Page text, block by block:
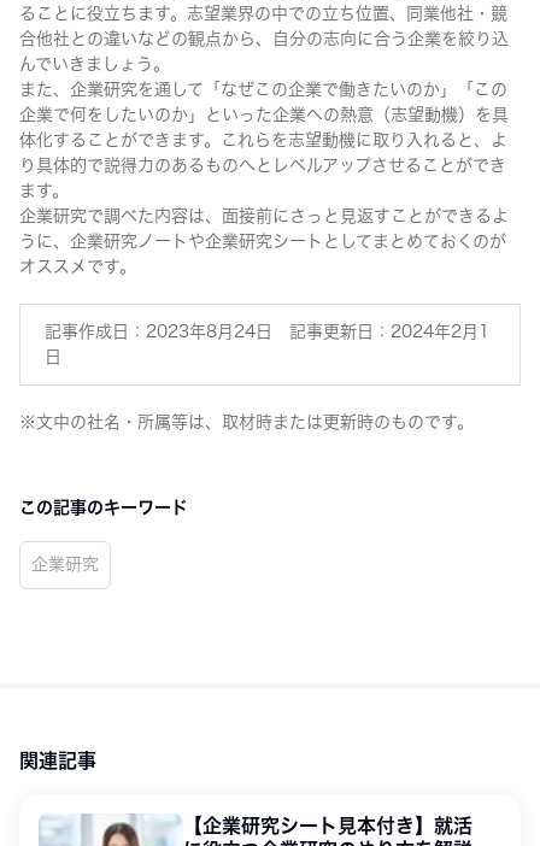
ることに役立ちます。志望業界の中での立ち位置、同業他社・競
合他社との違いなどの観点から、自分の志向に合う企業を絞り込
んでいきましょう。
また、企業研究を通して「なぜこの企業で働きたいのか」「この
企業で何をしたいのか」といった企業への熱意（志望動機）を具
体化することができます。これらを志望動機に取り入れると、よ
り具体的で説得力のあるものへとレベルアップさせることができ
ます。
企業研究で調べた内容は、面接前にさっと見返すことができるよ
うに、企業研究ノートや企業研究シートとしてまとめておくのが
オススメです。
記事作成日：2023年8月24日 記事更新日：2024年2月1
日
※文中の社名・所属等は、取材時または更新時のものです。
この記事のキーワード
企業研究
関連記事
【企業研究シート見本付き】就活